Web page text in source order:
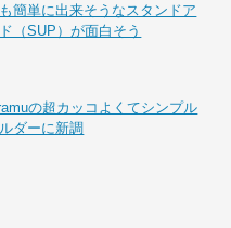
簡単に出来そうなスタンドア
（SUP）が面白そう
の超カッコよくてシンプル
ダーに新調